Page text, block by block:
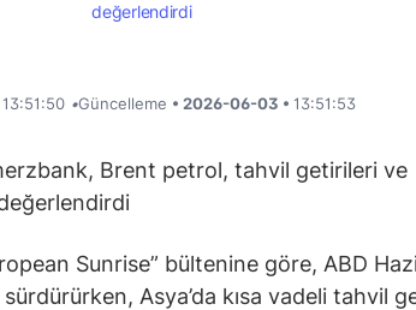
değerlendirdi
13:51:50 •Güncelleme • 2026-06-03 • 13:51:53
Brent petrol, tahvil getirileri ve
Sunrise” bültenine göre, ABD
Asya’da kısa vadeli tahvil